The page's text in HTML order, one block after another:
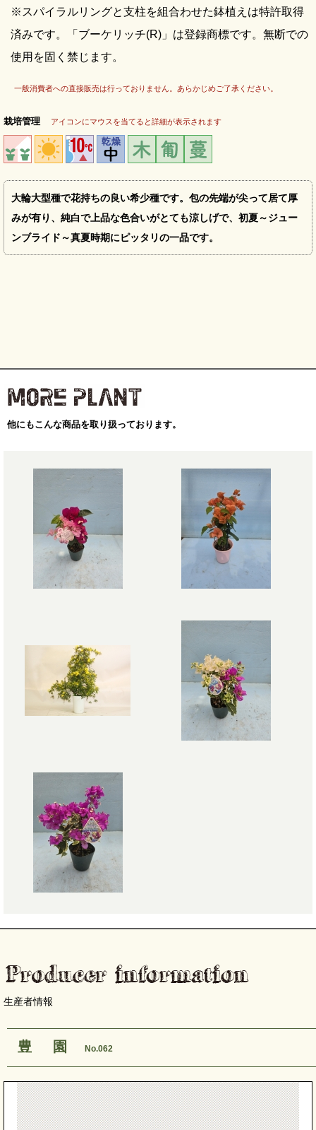
※スパイラルリングと支柱を組合わせた鉢植えは特許取得
済みです。「ブーケリッチ(R)」は登録商標です。無断での
使用を固く禁じます。
一般消費者への直接販売は行っておりません。あらかじめご了承ください。
栽培管理 アイコンにマウスを当てると詳細が表示されます
大輪大型種で花持ちの良い希少種です。包の先端が尖って居て厚
みが有り、純白で上品な色合いがとても涼しげで、初夏～ジュー
ンブライド～真夏時期にピッタリの一品です。
他にもこんな商品を取り扱っております。
生産者情報
豊 園 No.062